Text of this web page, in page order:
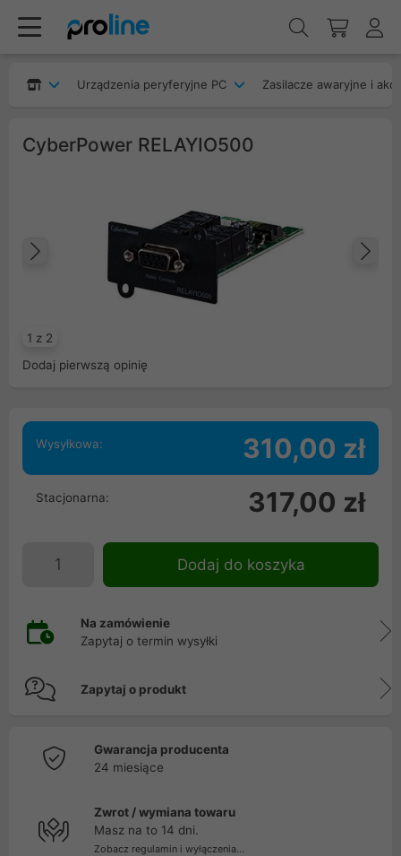
Urządzenia peryferyjne PC Zasilacze awaryjne i
CyberPower RELAYIO500
1 z 2
Poprzedni
Dodaj pierwszą opinię
Wysyłkowa: 310,00 zł
Stacjonarna: 317,00 zł
Dodaj do koszyka
Na zamówienie
Zapytaj o termin wysyłki
Zapytaj o produkt
Gwarancja producenta
24 miesiące
Zwrot / wymiana towaru
Masz na to 14 dni.
Zobacz regulamin i wyłączenia...